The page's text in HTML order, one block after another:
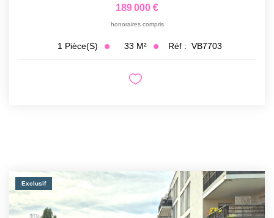
189 000 €
honoraires compris
1 Pièce(s) 33 M² Réf : VB7703
Exclusif